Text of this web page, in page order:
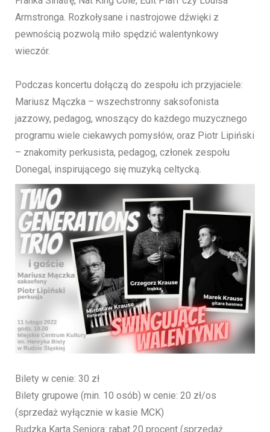
Armstronga. Rozkołysane i nastrojowe dźwięki z
pewnością pozwolą miło spędzić walentynkowy
wieczór.
Podczas koncertu dołączą do zespołu ich przyjaciele:
Mariusz Mączka – wszechstronny saksofonista
jazzowy, pedagog, wnoszący do każdego muzycznego
programu wiele ciekawych pomysłów, oraz Piotr Lipiński
– znakomity perkusista, pedagog, członek zespołu
Donegal, inspirującego się muzyką celtycką.
Bilety w cenie: 30 zł
Bilety grupowe (min. 10 osób) w cenie: 20 zł/os
(sprzedaż wyłącznie w kasie MCK)
Rudzka Karta Seniora: rabat 20 procent (sprzedaż